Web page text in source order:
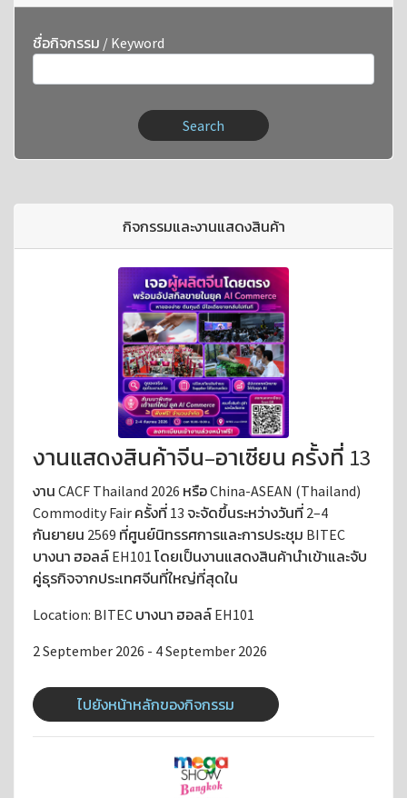
ชื่อกิจกรรม / Keyword
Search
กิจกรรมและงานแสดงสินค้า
งานแสดงสินค้าจีน–อาเซียน ครั้งที่ 13
งาน CACF Thailand 2026 หรือ China-ASEAN (Thailand)
Commodity Fair ครั้งที่ 13 จะจัดขึ้นระหว่างวันที่ 2–4
กันยายน 2569 ที่ศูนย์นิทรรศการและการประชุม BITEC
บางนา ฮอลล์ EH101 โดยเป็นงานแสดงสินค้านำเข้าและจับ
คู่ธุรกิจจากประเทศจีนที่ใหญ่ที่สุดใน
Location: BITEC บางนา ฮอลล์ EH101
2 September 2026 - 4 September 2026
ไปยังหน้าหลักของกิจกรรม